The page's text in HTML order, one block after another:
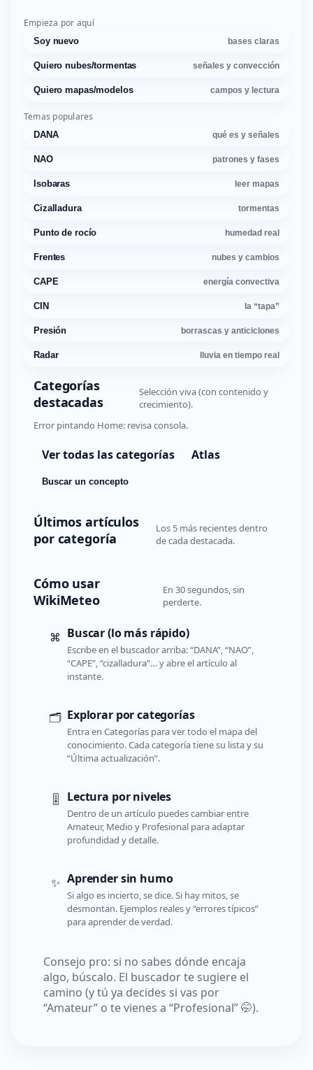
Empieza por aquí
Soy nuevo bases claras
Quiero nubes/tormentas señales y convección
Quiero mapas/modelos campos y lectura
Temas populares
DANA qué es y señales
NAO patrones y fases
Isobaras leer mapas
Cizalladura tormentas
Punto de rocío humedad real
Frentes nubes y cambios
CAPE energía convectiva
CIN la “tapa”
Presión borrascas y anticiclones
Radar lluvia en tiempo real
Categorías
destacadas
Selección viva (con contenido y
crecimiento).
Error pintando Home: revisa consola.
Ver todas las categorías Atlas
Buscar un concepto
Últimos artículos
por categoría
Los 5 más recientes dentro
de cada destacada.
Cómo usar
WikiMeteo
En 30 segundos, sin
perderte.
⌘ Buscar (lo más rápido)
Escribe en el buscador arriba: “DANA”, “NAO”,
“CAPE”, “cizalladura”… y abre el artículo al
instante.
🗂️ Explorar por categorías
Entra en Categorías para ver todo el mapa del
conocimiento. Cada categoría tiene su lista y su
“Última actualización”.
🎚️ Lectura por niveles
Dentro de un artículo puedes cambiar entre
Amateur, Medio y Profesional para adaptar
profundidad y detalle.
✨ Aprender sin humo
Si algo es incierto, se dice. Si hay mitos, se
desmontan. Ejemplos reales y “errores típicos”
para aprender de verdad.
Consejo pro: si no sabes dónde encaja
algo, búscalo. El buscador te sugiere el
camino (y tú ya decides si vas por
“Amateur” o te vienes a “Profesional” 🤭).